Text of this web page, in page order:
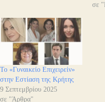
σε
Το «Γυναικείο Επιχειρείν»
στην Εστίαση της Κρήτης
9 Σεπτεμβρίου 2025
σε "Άρθρα"